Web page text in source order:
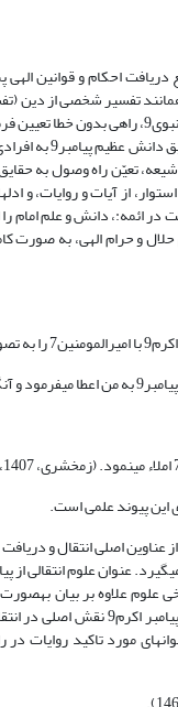
تفسیر شخصی از دین
خدای سبحان برای مردم پس از
الهی باشد؟
تعیّن راه وصول به
از آیات و روایات، و
ائمه:، دانش و علم امام را
می‏کند:
این پیوند علمی است.
جامعه یکی از عنوان‏های مورد